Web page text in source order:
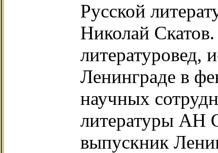
Русской
Николай
литературовед,
Ленинграде в
научных
литературы
выпускник